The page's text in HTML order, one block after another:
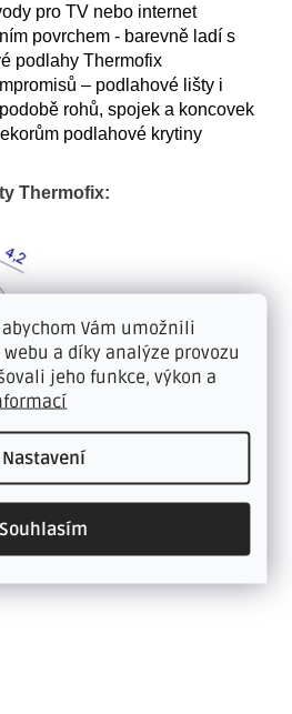
Vám umožnili
a díky analýze provozu
jeho funkce, výkon a
Nastavení
Souhlasím
pro TV nebo internet
povrchem - barevně ladí s
podlahy Thermofix
– podlahové lišty i
rohů, spojek a koncovek
podlahové krytiny
Thermofix: